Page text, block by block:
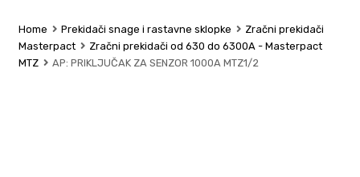
Home Prekidači snage i rastavne sklopke
Zračni prekidači
Masterpact
Zračni prekidači od 630 do 6300A - Masterpact
MTZ
AP: PRIKLJUČAK ZA SENZOR 1000A MTZ1/2